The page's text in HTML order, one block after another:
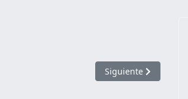
Artículo siguiente: El
Siguiente